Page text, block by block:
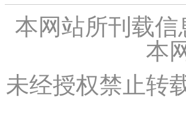
本网站所刊载
本
未经授权禁止转